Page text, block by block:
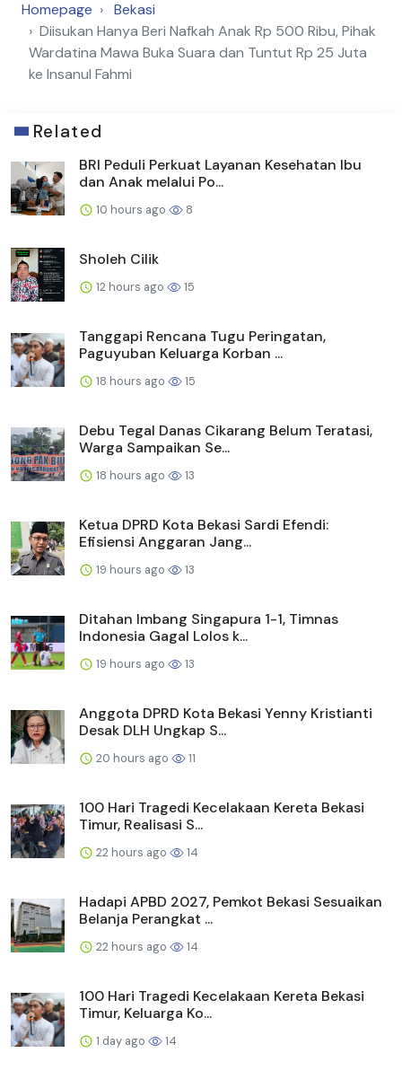
Homepage
Bekasi
Diisukan Hanya Beri Nafkah Anak Rp 500 Ribu, Pihak
Wardatina Mawa Buka Suara dan Tuntut Rp 25 Juta
ke Insanul Fahmi
Related
BRI Peduli Perkuat Layanan Kesehatan Ibu
dan Anak melalui Po...
10 hours ago 8
Sholeh Cilik
12 hours ago 15
Tanggapi Rencana Tugu Peringatan,
Paguyuban Keluarga Korban ...
18 hours ago 15
Debu Tegal Danas Cikarang Belum Teratasi,
Warga Sampaikan Se...
18 hours ago 13
Ketua DPRD Kota Bekasi Sardi Efendi:
Efisiensi Anggaran Jang...
19 hours ago 13
Ditahan Imbang Singapura 1-1, Timnas
Indonesia Gagal Lolos k...
19 hours ago 13
Anggota DPRD Kota Bekasi Yenny Kristianti
Desak DLH Ungkap S...
20 hours ago 11
100 Hari Tragedi Kecelakaan Kereta Bekasi
Timur, Realisasi S...
22 hours ago 14
Hadapi APBD 2027, Pemkot Bekasi Sesuaikan
Belanja Perangkat ...
22 hours ago 14
100 Hari Tragedi Kecelakaan Kereta Bekasi
Timur, Keluarga Ko...
1 day ago 14